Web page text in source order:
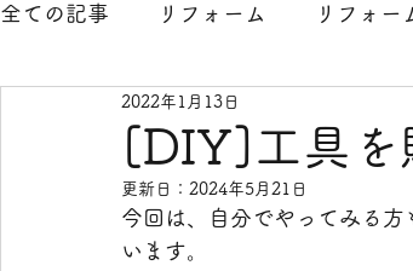
全ての記事 リフォーム リフォー
水廻り
内装工事 古民家 整理収納
[DIY]工具を
2022年1月13日
更新日： 2024年5月21日
今回は、自分でやってみる
います。